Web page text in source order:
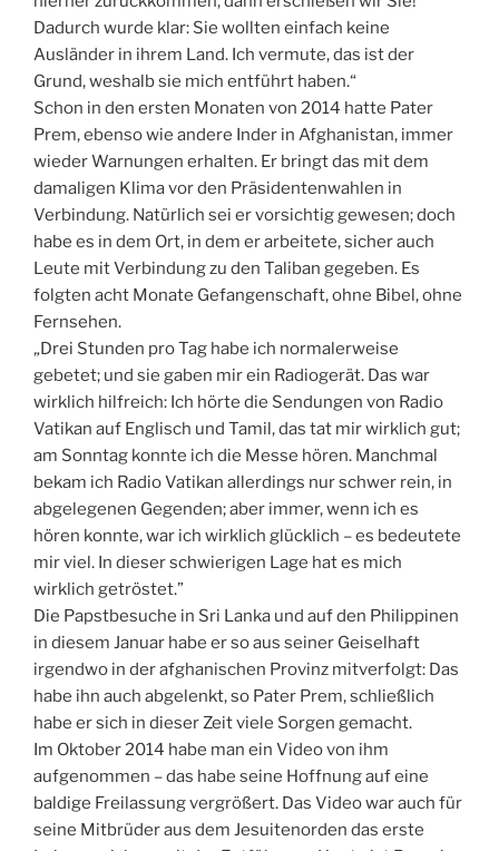
Dadurch wurde klar: Sie wollten einfach keine
Ausländer in ihrem Land. Ich vermute, das ist der
Grund, weshalb sie mich entführt haben.“
Schon in den ersten Monaten von 2014 hatte Pater
Prem, ebenso wie andere Inder in Afghanistan, immer
wieder Warnungen erhalten. Er bringt das mit dem
damaligen Klima vor den Präsidentenwahlen in
Verbindung. Natürlich sei er vorsichtig gewesen; doch
habe es in dem Ort, in dem er arbeitete, sicher auch
Leute mit Verbindung zu den Taliban gegeben. Es
folgten acht Monate Gefangenschaft, ohne Bibel, ohne
Fernsehen.
„Drei Stunden pro Tag habe ich normalerweise
gebetet; und sie gaben mir ein Radiogerät. Das war
wirklich hilfreich: Ich hörte die Sendungen von Radio
Vatikan auf Englisch und Tamil, das tat mir wirklich gut;
am Sonntag konnte ich die Messe hören. Manchmal
bekam ich Radio Vatikan allerdings nur schwer rein, in
abgelegenen Gegenden; aber immer, wenn ich es
hören konnte, war ich wirklich glücklich – es bedeutete
mir viel. In dieser schwierigen Lage hat es mich
wirklich getröstet.”
Die Papstbesuche in Sri Lanka und auf den Philippinen
in diesem Januar habe er so aus seiner Geiselhaft
irgendwo in der afghanischen Provinz mitverfolgt: Das
habe ihn auch abgelenkt, so Pater Prem, schließlich
habe er sich in dieser Zeit viele Sorgen gemacht.
Im Oktober 2014 habe man ein Video von ihm
aufgenommen – das habe seine Hoffnung auf eine
baldige Freilassung vergrößert. Das Video war auch für
seine Mitbrüder aus dem Jesuitenorden das erste